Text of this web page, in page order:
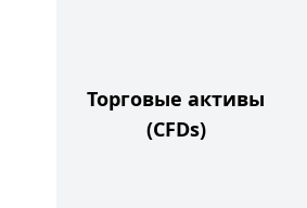
Торговые активы
(CFDs)